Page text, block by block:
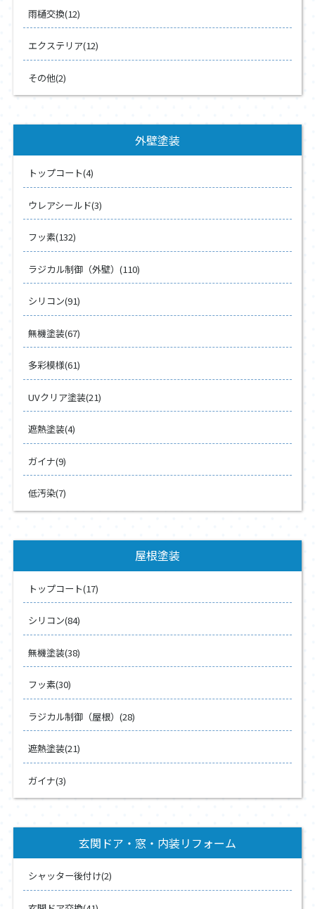
雨樋交換(12)
エクステリア(12)
その他(2)
外壁塗装
トップコート(4)
ウレアシールド(3)
フッ素(132)
ラジカル制御（外壁）(110)
シリコン(91)
無機塗装(67)
多彩模様(61)
UVクリア塗装(21)
遮熱塗装(4)
ガイナ(9)
低汚染(7)
屋根塗装
トップコート(17)
シリコン(84)
無機塗装(38)
フッ素(30)
ラジカル制御（屋根）(28)
遮熱塗装(21)
ガイナ(3)
玄関ドア・窓・内装リフォーム
シャッター後付け(2)